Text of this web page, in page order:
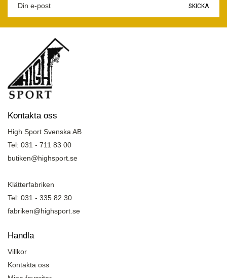
SKICKA
Kontakta oss
High Sport Svenska AB
Tel: 031 - 711 83 00
butiken@highsport.se
Klätterfabriken
Tel: 031 - 335 82 30
fabriken@highsport.se
Handla
Villkor
Kontakta oss